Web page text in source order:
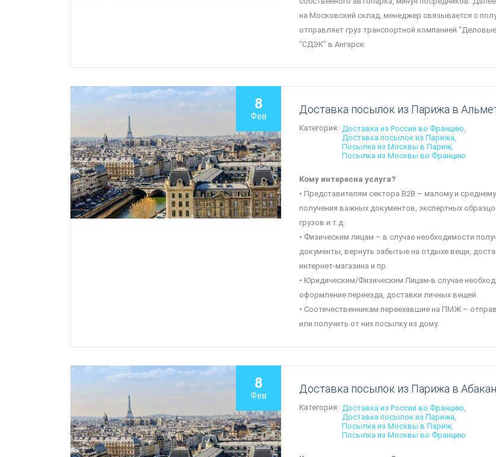
на Московский склад, менеджер связывается с
отправляет груз транспортной компанией
“СДЭК” в Ангарск.
8
Фев
Доставка посылок из Парижа в
Категория: Доставка из России во Францию
Доставка посылок из Парижа
Посылка из Москвы в Париж
Посылка из Москвы во Францию
Кому интересна услуга?
• Представителям сектора B2B – малому и
получения важных документов, экспертных
грузов и т.д.
• Физическим лицам – в случае необходимости
документы, вернуть забытые на отдыхе вещи,
интернет-магазина и пр.
• Юридическим/Физическим Лицам-в случае
оформление переезда, доставки личных вещей.
• Соотечественникам переехавшие на ПМЖ –
или получить от них посылку из дому.
8
Фев
Доставка посылок из Парижа в Абакан
Категория: Доставка из России во Францию
Доставка посылок из Парижа
Посылка из Москвы в Париж
Посылка из Москвы во Францию